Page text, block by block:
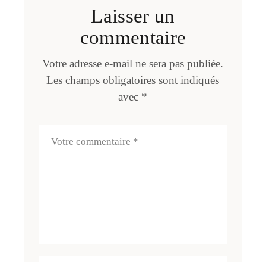
Laisser un
commentaire
Votre adresse e-mail ne sera pas publiée.
Les champs obligatoires sont indiqués
avec *